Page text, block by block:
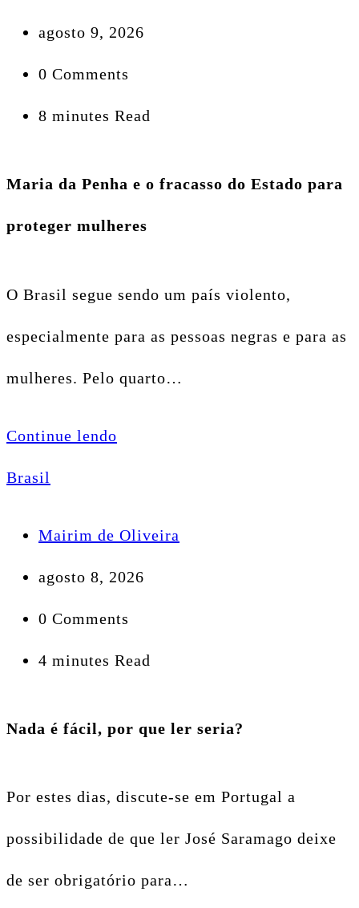
agosto 9, 2026
0 Comments
8 minutes Read
Maria da Penha e o fracasso do Estado para
proteger mulheres
O Brasil segue sendo um país violento,
especialmente para as pessoas negras e para as
mulheres. Pelo quarto…
Continue lendo
Brasil
Mairim de Oliveira
agosto 8, 2026
0 Comments
4 minutes Read
Nada é fácil, por que ler seria?
Por estes dias, discute-se em Portugal a
possibilidade de que ler José Saramago deixe
de ser obrigatório para…